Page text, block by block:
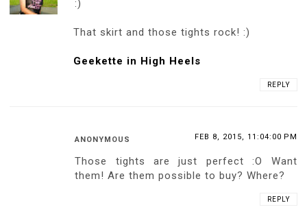
:)
That skirt and those tights rock! :)
Geekette in High Heels
REPLY
ANONYMOUS FEB 8, 2015, 11:04:00 PM
Those tights are just perfect :O Want
them! Are them possible to buy? Where?
REPLY